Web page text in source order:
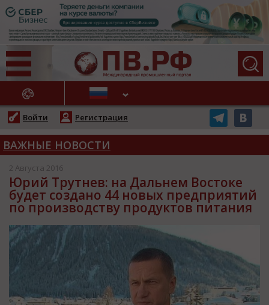
НОВОСТИ
Войти Регистрация
ВАЖНЫЕ НОВОСТИ
2 Августа 2016
Юрий Трутнев: на Дальнем Востоке
будет создано 44 новых предприятий
по производству продуктов питания